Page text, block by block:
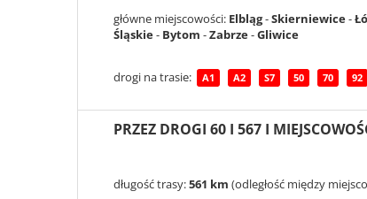
główne miejscowości: Elbląg-Skierniewice-
Śląskie- Bytom -Zabrze-Gliwice
drogi na trasie: A1 A2 S7 50 70 92
PRZEZ DROGI 60 I 567 I
długość trasy:561 km (odległość między